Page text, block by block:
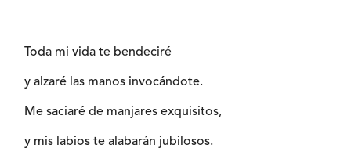
Toda mi vida te bendeciré
y alzaré las manos invocándote.
Me saciaré de manjares exquisitos,
y mis labios te alabarán jubilosos.